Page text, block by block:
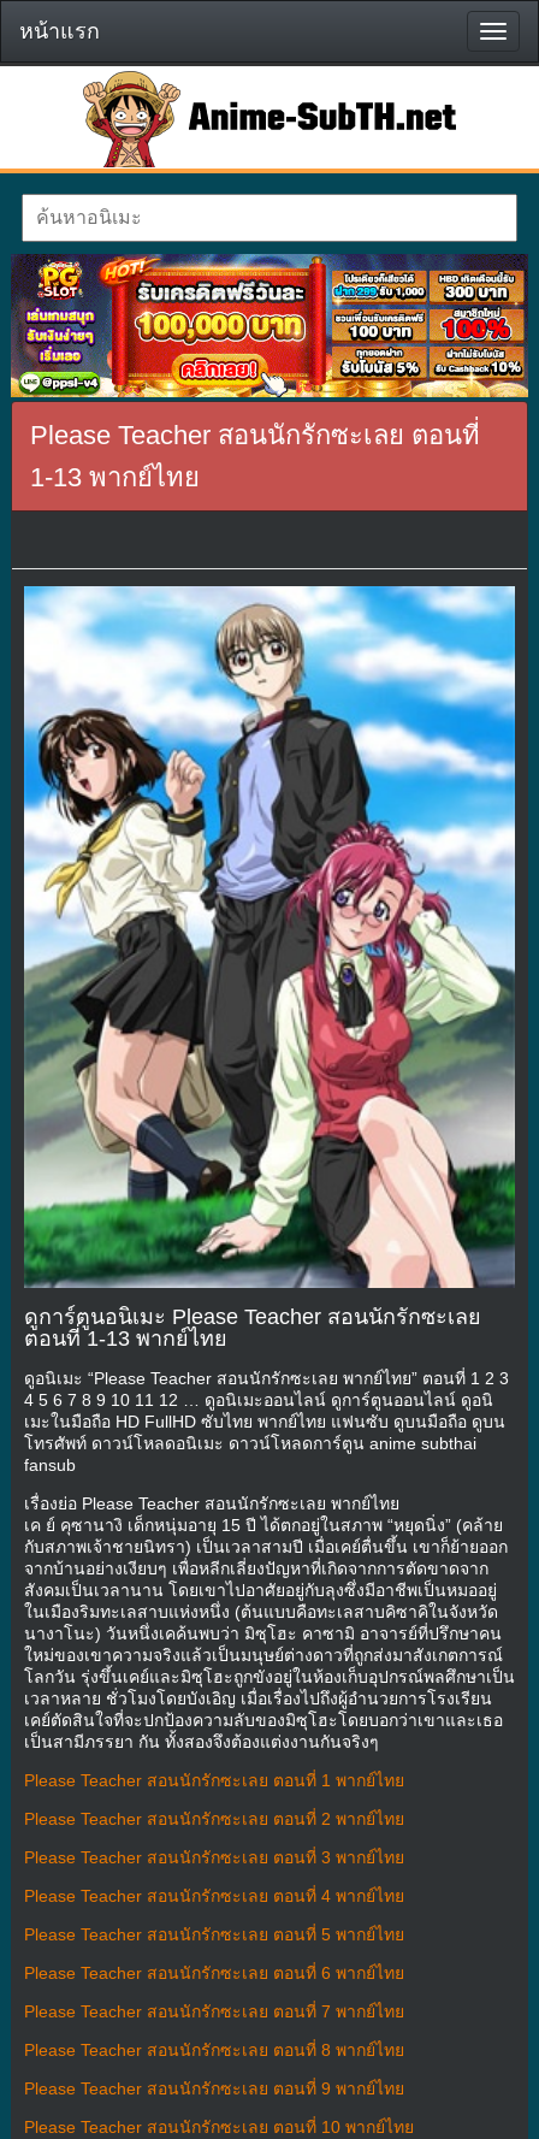
หน้า
แรก
หน้าแรก
Please Teacher สอนนักรักซะเลย ตอนที่
1-13 พากย์ไทย
ดูการ์ตูนอนิเมะ Please Teacher สอนนักรักซะเลย
ตอนที่ 1-13 พากย์ไทย
ดูอนิเมะ “Please Teacher สอนนักรักซะเลย พากย์ไทย” ตอนที่ 1 2 3
4 5 6 7 8 9 10 11 12 … ดูอนิเมะออนไลน์ ดูการ์ตูนออนไลน์ ดูอนิ
เมะในมือถือ HD FullHD ซับไทย พากย์ไทย แฟนซับ ดูบนมือถือ ดูบน
โทรศัพท์ ดาวน์โหลดอนิเมะ ดาวน์โหลดการ์ตูน anime subthai
fansub
เรื่องย่อ Please Teacher สอนนักรักซะเลย พากย์ไทย
เค ย์ คุซานางิ เด็กหนุ่มอายุ 15 ปี ได้ตกอยู่ในสภาพ “หยุดนิ่ง” (คล้าย
กับสภาพเจ้าชายนิทรา) เป็นเวลาสามปี เมื่อเคย์ตื่นขึ้น เขาก็ย้ายออก
จากบ้านอย่างเงียบๆ เพื่อหลีกเลี่ยงปัญหาที่เกิดจากการตัดขาดจาก
สังคมเป็นเวลานาน โดยเขาไปอาศัยอยู่กับลุงซึ่งมีอาชีพเป็นหมออยู่
ในเมืองริมทะเลสาบแห่งหนึ่ง (ต้นแบบคือทะเลสาบคิซาคิในจังหวัด
นางาโนะ) วันหนึ่งเคค้นพบว่า มิซุโฮะ คาซามิ อาจารย์ที่ปรึกษาคน
ใหม่ของเขาความจริงแล้วเป็นมนุษย์ต่างดาวที่ถูกส่งมาสังเกตการณ์
โลกวัน รุ่งขึ้นเคย์และมิซุโฮะถูกขังอยู่ในห้องเก็บอุปกรณ์พลศึกษาเป็น
เวลาหลาย ชั่วโมงโดยบังเอิญ เมื่อเรื่องไปถึงผู้อำนวยการโรงเรียน
เคย์ตัดสินใจที่จะปกป้องความลับของมิซุโฮะโดยบอกว่าเขาและเธอ
เป็นสามีภรรยา กัน ทั้งสองจึงต้องแต่งงานกันจริงๆ
Please Teacher สอนนักรักซะเลย ตอนที่ 1 พากย์ไทย
Please Teacher สอนนักรักซะเลย ตอนที่ 2 พากย์ไทย
Please Teacher สอนนักรักซะเลย ตอนที่ 3 พากย์ไทย
Please Teacher สอนนักรักซะเลย ตอนที่ 4 พากย์ไทย
Please Teacher สอนนักรักซะเลย ตอนที่ 5 พากย์ไทย
Please Teacher สอนนักรักซะเลย ตอนที่ 6 พากย์ไทย
Please Teacher สอนนักรักซะเลย ตอนที่ 7 พากย์ไทย
Please Teacher สอนนักรักซะเลย ตอนที่ 8 พากย์ไทย
Please Teacher สอนนักรักซะเลย ตอนที่ 9 พากย์ไทย
Please Teacher สอนนักรักซะเลย ตอนที่ 10 พากย์ไทย